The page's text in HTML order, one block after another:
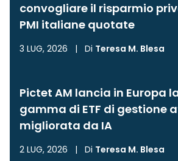
convogliare il risparmio
PMI italiane quotate
3 LUG, 2026 | Di Teresa M. Blesa
Pictet AM lancia in Europa
gamma di ETF di gestione
migliorata da IA
2 LUG, 2026 | Di Teresa M. Blesa